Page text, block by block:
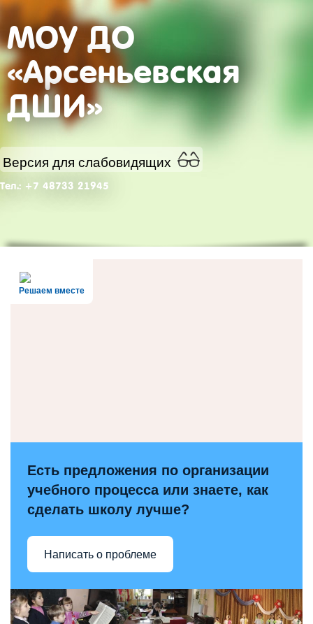
МОУ ДО
«Арсеньевская
ДШИ»
Версия для слабовидящих
Тел.: +7 48733 21945
Решаем вместе
Есть предложения по организации
учебного процесса или знаете, как
сделать школу лучше?
Написать о проблеме